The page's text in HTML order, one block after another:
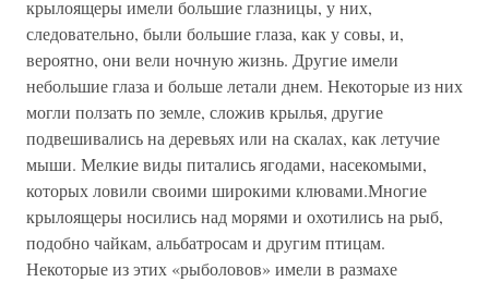
крылоящеры имели большие глазницы, у них,
следовательно, были большие глаза, как у совы, и,
вероятно, они вели ночную жизнь. Другие имели
небольшие глаза и больше летали днем. Некоторые из них
могли ползать по земле, сложив крылья, другие
подвешивались на деревьях или на скалах, как летучие
мыши. Мелкие виды питались ягодами, насекомыми,
которых ловили своими широкими клювами.Многие
крылоящеры носились над морями и охотились на рыб,
подобно чайкам, альбатросам и другим птицам.
Некоторые из этих «рыболовов» имели в размахе